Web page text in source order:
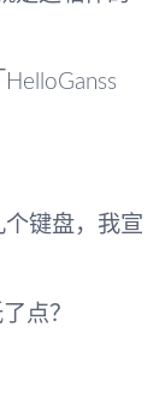
键盘，我宣
点？